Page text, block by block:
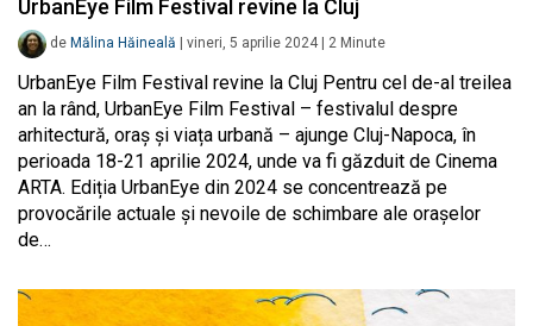
UrbanEye Film Festival revine la Cluj
de Mălina Hăineală vineri, 5 aprilie 2024 2 Minute
UrbanEye Film Festival revine la Cluj Pentru cel de-al treilea
an la rând, UrbanEye Film Festival – festivalul despre
arhitectură, oraș și viața urbană – ajunge Cluj-Napoca, în
perioada 18-21 aprilie 2024, unde va fi găzduit de Cinema
ARTA. Ediția UrbanEye din 2024 se concentrează pe
provocările actuale și nevoile de schimbare ale orașelor
de…